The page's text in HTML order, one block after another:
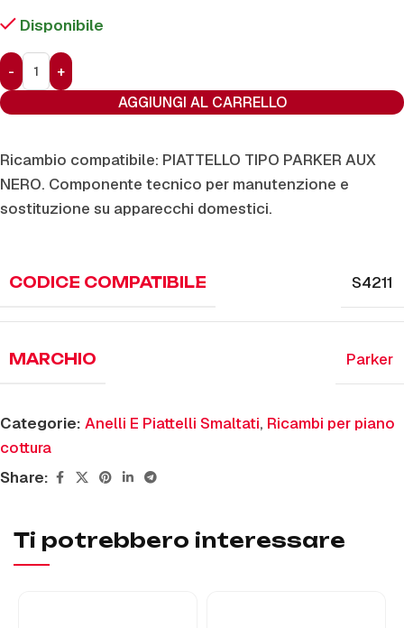
Disponibile
AGGIUNGI AL CARRELLO
Ricambio compatibile: PIATTELLO TIPO PARKER AUX
NERO. Componente tecnico per manutenzione e
sostituzione su apparecchi domestici.
CODICE COMPATIBILE S4211
MARCHIO Parker
Categorie: Anelli E Piattelli Smaltati, Ricambi per piano
cottura
Share:
Ti potrebbero interessare